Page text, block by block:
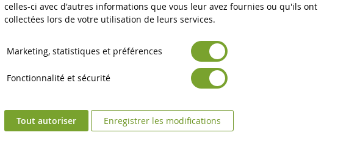
celles-ci avec d'autres informations que vous leur avez fournies ou qu'ils ont
collectées lors de votre utilisation de leurs services.
Marketing, statistiques et préférences
Fonctionnalité et sécurité
Tout autoriser Enregistrer les modifications